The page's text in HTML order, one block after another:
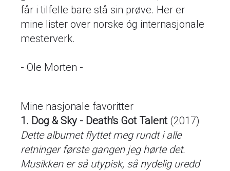
får i tilfelle bare stå sin prøve. Her er
mine lister over norske óg internasjonale
mesterverk.
- Ole Morten -
Mine nasjonale favoritter
1. Dog & Sky - Death's Got Talent (2017)
Dette albumet flyttet meg rundt i alle
retninger første gangen jeg hørte det.
Musikken er så utypisk, så nydelig uredd